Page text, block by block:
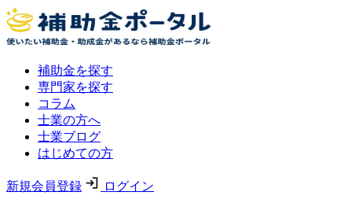
補助金を探す
専門家を探す
コラム
士業の方へ
士業ブログ
はじめての方
新規会員登録 ログイン